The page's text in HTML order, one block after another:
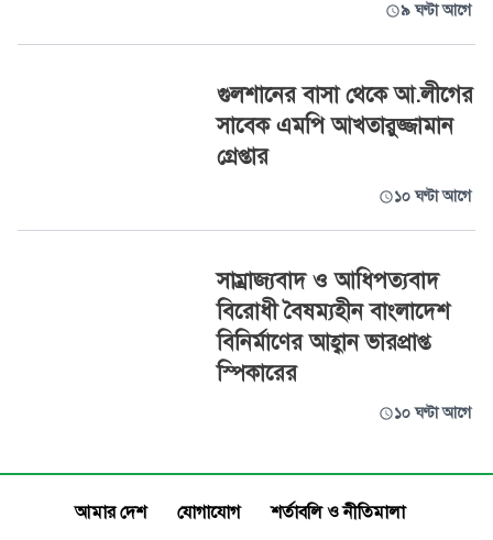
৯ ঘণ্টা আগে
গুলশানের বাসা থেকে আ.লীগের
সাবেক এমপি আখতারুজ্জামান
গ্রেপ্তার
১০ ঘণ্টা আগে
সাম্রাজ্যবাদ ও আধিপত্যবাদ
বিরোধী বৈষম্যহীন বাংলাদেশ
বিনির্মাণের আহ্বান ভারপ্রাপ্ত
স্পিকারের
১০ ঘণ্টা আগে
আমার দেশ যোগাযোগ
শর্তাবলি ও নীতিমালা